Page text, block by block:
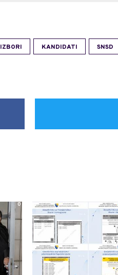
IZBORI KANDIDATI SNSD
0